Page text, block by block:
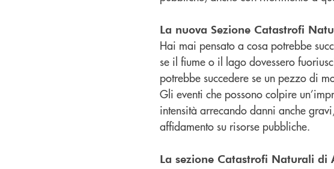
La nuova Sezione Catastrofi
Hai mai pensato a cosa potrebbe
se il fiume o il lago dovessero
potrebbe succedere se un pezzo di
Gli eventi che possono colpire
intensità arrecando danni anche
affidamento su risorse pubbliche.
La sezione Catastrofi Naturali di